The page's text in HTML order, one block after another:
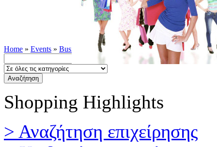
Home » Events » Business Info
Shopping Highlights
> Αναζήτηση επιχείρησης